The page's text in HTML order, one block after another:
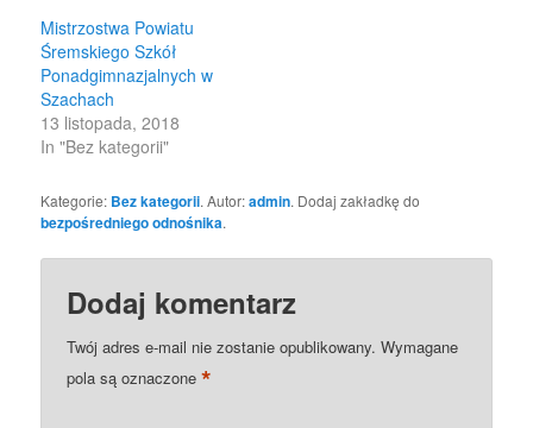
Mistrzostwa Powiatu
Śremskiego Szkół
Ponadgimnazjalnych w
Szachach
13 listopada, 2018
In "Bez kategorii"
Kategorie: Bez kategorii. Autor:admin. Dodaj zakładkę do
bezpośredniego odnośnika.
Dodaj komentarz
Twój adres e-mail nie zostanie opublikowany. Wymagane
pola są oznaczone*